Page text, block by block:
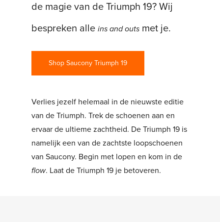
de magie van de Triumph 19? Wij
bespreken alleins and outs met je.
Shop Saucony Triumph 19
Verlies jezelf helemaal in de nieuwste editie
van de Triumph. Trek de schoenen aan en
ervaar de ultieme zachtheid. De Triumph 19 is
namelijk een van de zachtste loopschoenen
van Saucony. Begin met lopen en kom in de
flow. Laat de Triumph 19 je betoveren.